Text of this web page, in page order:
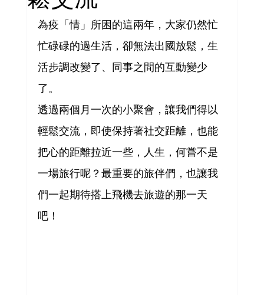
為疫「情」所困的這兩年，大家仍然忙
忙碌碌的過生活，卻無法出國放鬆，生
活步調改變了、同事之間的互動變少
了。
透過兩個月一次的小聚會，讓我們得以
輕鬆交流，即使保持著社交距離，也能
把心的距離拉近一些，人生，何嘗不是
一場旅行呢？最重要的旅伴們，也讓我
們一起期待搭上飛機去旅遊的那一天
吧！